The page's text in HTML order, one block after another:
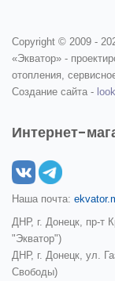
Copyright © 2009 -
«Экватор» -
отопления,
Создание сайта -
Интернет-
Наша почта:
ДНР, г. Донецк, пр-т
"Экватор")
ДНР, г. Донецк, ул.
Свободы)